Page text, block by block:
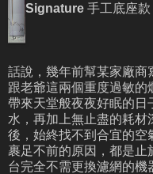
Signature 手工底座款
話說，幾年前幫某家廠商
跟老爺這兩個重度過敏
帶來天堂般夜夜好眠的日
水，再加上無止盡的耗材
後，始終找不到合宜的空
裹足不前的原因，都是止
台完全不需更換濾網的機